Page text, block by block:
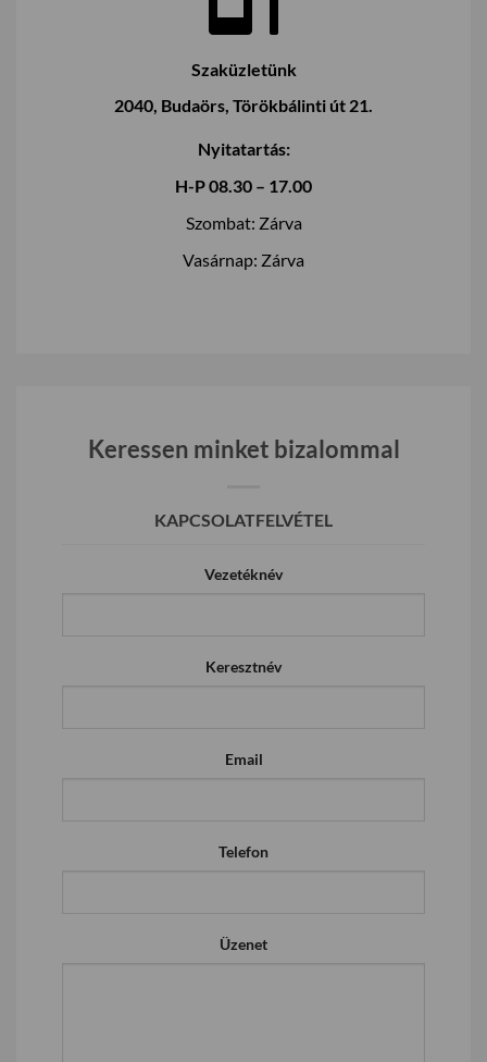
Szaküzletünk
2040, Budaörs, Törökbálinti út 21.
Nyitatartás:
H-P 08.30 – 17.00
Szombat: Zárva
Vasárnap: Zárva
Keressen minket bizalommal
KAPCSOLATFELVÉTEL
Vezetéknév
Keresztnév
Email
Telefon
Üzenet